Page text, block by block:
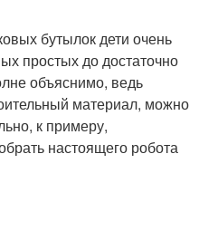
бутылок дети очень
простых до достаточно
объяснимо, ведь
материал, можно
к примеру,
настоящего робота